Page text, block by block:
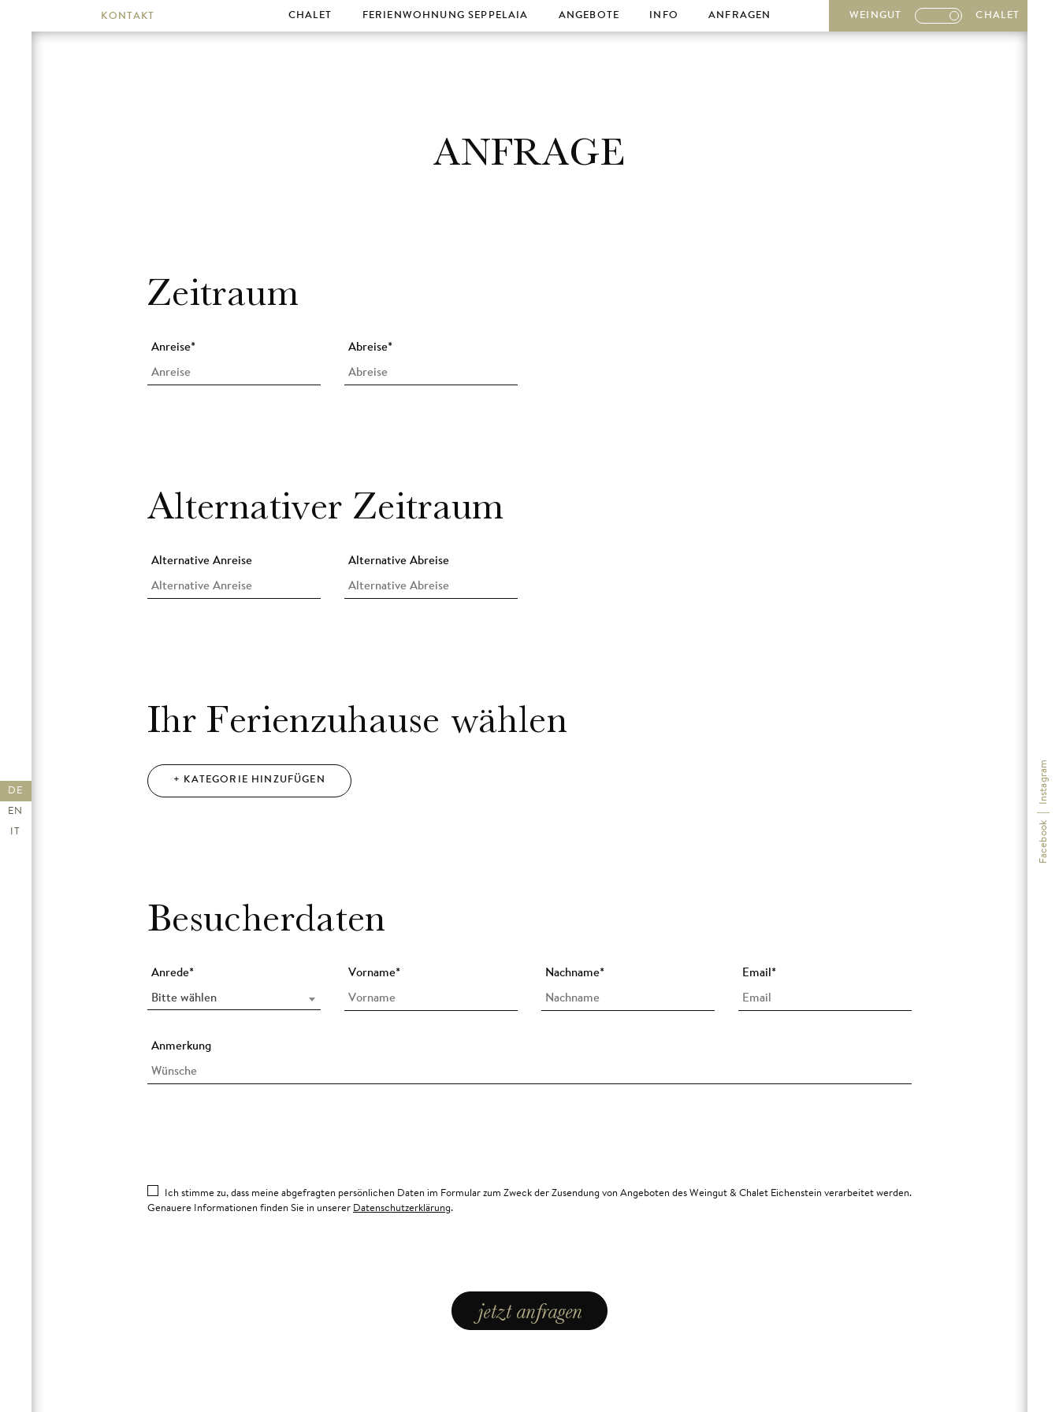
KONTAKT CHALET FERIENWOHNUNG SEPPELAIA ANGEBOTE INFO ANFRAGEN WEINGUT CHALET
Facebook
Instagram
DE
EN
IT
ANFRAGE
Zeitraum
Anreise* Abreise*
Alternativer Zeitraum
Alternative Anreise Alternative Abreise
Ihr Ferienzuhause wählen
+ KATEGORIE HINZUFÜGEN
Besucherdaten
Anrede*
Bitte wählen
Vorname* Nachname* Email *
Anmerkung
Ich stimme zu, dass meine abgefragten persönlichen Daten im Formular zum Zweck der Zusendung von Angeboten des Weingut & Chalet Eichenstein verarbeitet werden.
Genauere Informationen finden Sie in unserer Datenschutzerklärung.